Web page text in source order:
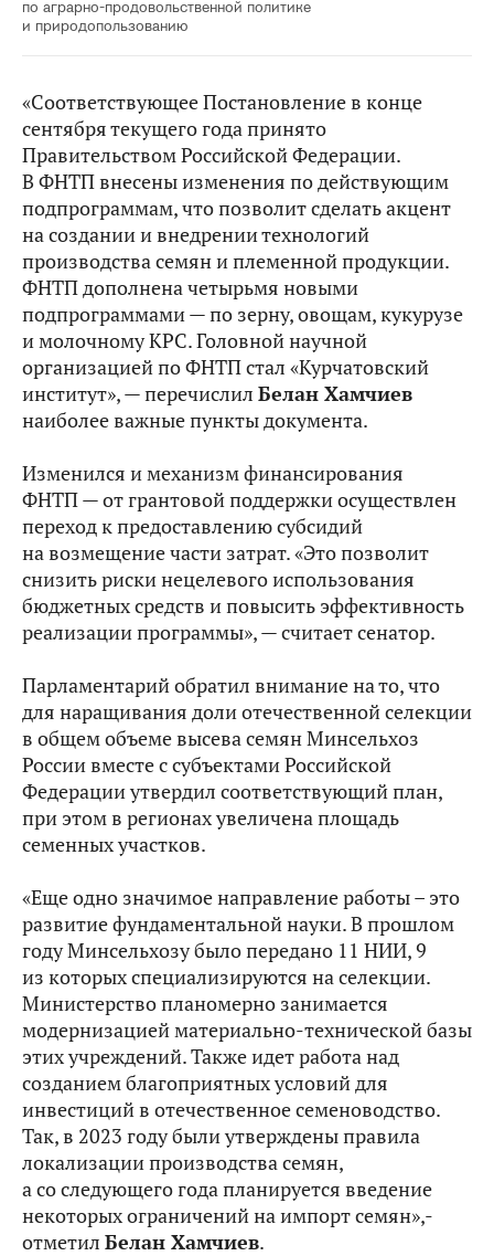
по аграрно-продовольственной политике
и природопользованию
«Соответствующее Постановление в конце
сентября текущего года принято
Правительством Российской Федерации.
В ФНТП внесены изменения по действующим
подпрограммам, что позволит сделать акцент
на создании и внедрении технологий
производства семян и племенной продукции.
ФНТП дополнена четырьмя новыми
подпрограммами — по зерну, овощам, кукурузе
и молочному КРС. Головной научной
организацией по ФНТП стал «Курчатовский
институт», — перечислил Белан Хамчиев
наиболее важные пункты документа.
Изменился и механизм финансирования
ФНТП — от грантовой поддержки осуществлен
переход к предоставлению субсидий
на возмещение части затрат. «Это позволит
снизить риски нецелевого использования
бюджетных средств и повысить эффективность
реализации программы», — считает сенатор.
Парламентарий обратил внимание на то, что
для наращивания доли отечественной селекции
в общем объеме высева семян Минсельхоз
России вместе с субъектами Российской
Федерации утвердил соответствующий план,
при этом в регионах увеличена площадь
семенных участков.
«Еще одно значимое направление работы – это
развитие фундаментальной науки. В прошлом
году Минсельхозу было передано 11 НИИ, 9
из которых специализируются на селекции.
Министерство планомерно занимается
модернизацией материально-технической базы
этих учреждений. Также идет работа над
созданием благоприятных условий для
инвестиций в отечественное семеноводство.
Так, в 2023 году были утверждены правила
локализации производства семян,
а со следующего года планируется введение
некоторых ограничений на импорт семян»,-
отметил Белан Хамчиев.